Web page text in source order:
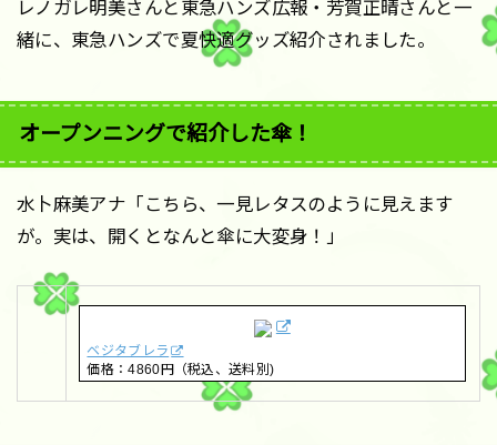
レノガレ明美さんと東急ハンズ広報・芳賀正晴さんと一
緒に、東急ハンズで夏快適グッズ紹介されました。
オープンニングで紹介した傘！
水卜麻美アナ「こちら、一見レタスのように見えます
が。実は、開くとなんと傘に大変身！」
ベジタブレラ
価格：4860円（税込、送料別)